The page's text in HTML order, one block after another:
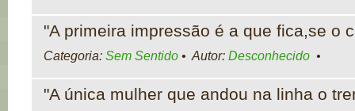
"A primeira impressão é a que fica,se o
Categoria: Sem Sentido • Autor: Desconhecido •
"A única mulher que andou na linha o